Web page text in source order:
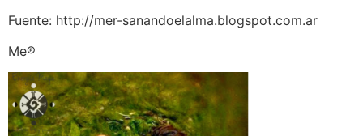
Fuente: http://mer-sanandoelalma.blogspot.com.ar
Me®